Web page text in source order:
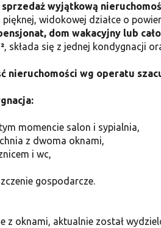
sprzedaż wyjątkową
widokowej działce o
dom wakacyjny lub
, składa się z jednej kondygnacji
nieruchomości wg operatu
momencie salon i sypialnia,
z dwoma oknami,
i wc,
gospodarcze.
z oknami, aktualnie został